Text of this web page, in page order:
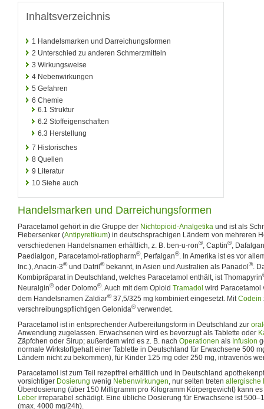
Inhaltsverzeichnis
1 Handelsmarken und Darreichungsformen
2 Unterschied zu anderen Schmerzmitteln
3 Wirkungsweise
4 Nebenwirkungen
5 Gefahren
6 Chemie
6.1 Struktur
6.2 Stoffeigenschaften
6.3 Herstellung
7 Historisches
8 Quellen
9 Literatur
10 Siehe auch
Handelsmarken und Darreichungsformen
Paracetamol gehört in die Gruppe der Nichtopioid-Analgetika und ist als
Fiebersenker (Antipyretikum) in deutschsprachigen Ländern von mehreren
verschiedenen Handelsnamen erhältlich, z. B. ben-u-ron®, Captin®, Dafalgan
Paedialgon, Paracetamol-ratiopharm®, Perfalgan®. In Amerika ist es vor
Inc.), Anacin-3®und Datril ®bekannt, in Asien und Australien als Panadol ®.
Kombipräparat in Deutschland, welches Paracetamol enthält, ist Thomapyrin
Neuralgin®oder Dolomo®. Auch mit dem Opioid Tramadol wird Paracetamol
dem Handelsnamen Zaldiar®37,5/325 mg kombiniert eingesetzt. MitCodein
verschreibungspflichtigen Gelonida®verwendet.
Paracetamol ist in entsprechender Aufbereitungsform in Deutschland zur
Anwendung zugelassen. Erwachsenen wird es bevorzugt als Tablette oder
Zäpfchen oder Sirup; außerdem wird es z. B. nach Operationen als Infusion
normale Wirkstoffgehalt einer Tablette in Deutschland für Erwachsene 500
Ländern nicht zu bekommen), für Kinder 125 mg oder 250 mg, intravenös
Paracetamol ist zum Teil rezeptfrei erhältlich und in Deutschland
vorsichtiger Dosierung wenig Nebenwirkungen, nur selten treten allergische
Überdosierung (über 150 Milligramm pro Kilogramm Körpergewicht) kann
Leber irreparabel schädigt. Eine übliche Dosierung für Erwachsene ist
(max. 4000 mg/24h).